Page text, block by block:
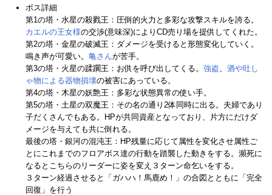
ボス詳細
第1の塔・水星の殺戮王：圧倒的火力と多彩な攻撃スキルを誇る。
カエルの王女様の交渉(意味深)によりCD売り場を提供してくれた。
第2の塔・金星の破滅王：ダメージを受けると形態変化していく。
鳴き声が可愛い。 亀さんが苦手。
第3の塔・火星の蹂躙王：お供を呼び出してくる。 強盗、 酒や吐し
ゃ物による器物損壊の被害にあっている。
第4の塔・木星の妖艶王：多彩な状態異常の使い手。
第5の塔・土星の双魔王：その名の通り2体同時に出る。夫婦であり
子だくさんでもある。HPが共同資産となっており、片方にだけダ
メージを与えても共に倒れる。
最後の塔・銀河の混沌王：HP残量に応じて属性を変化させ属性ご
とにこれまでのフロアボス達の行動を踏襲した動きをする。瀕死に
なるとこちらのリーダーに姿を変え３ターン命乞いをする。
３ターン経過させると「ガハハ！馬鹿め！」の合図とともに「完全
回復」を行う